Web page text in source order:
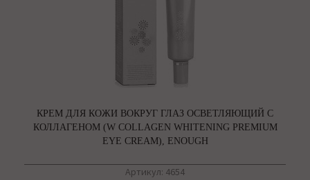
КРЕМ ДЛЯ КОЖИ ВОКРУГ ГЛАЗ ОСВЕТЛЯЮЩИЙ С
КОЛЛАГЕНОМ (W COLLAGEN WHITENING PREMIUM
EYE CREAM), ENOUGH
Артикул: 4654